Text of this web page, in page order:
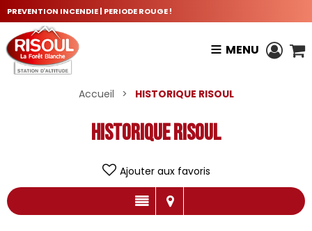
PREVENTION INCENDIE | PERIODE ROUGE !
MENU
Accueil > HISTORIQUE RISOUL
HISTORIQUE RISOUL
Ajouter aux favoris